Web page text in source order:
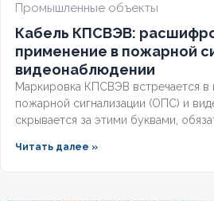
Промышленные объекты
Кабель КПСВЭВ:
применение в пожарной
видеонаблюдении
Маркировка КПСВЭВ встречается в
пожарной сигнализации (ОПС) и
скрывается за этими буквами,
требованиям СП и ГОСТ? Разберём
Читать далее »